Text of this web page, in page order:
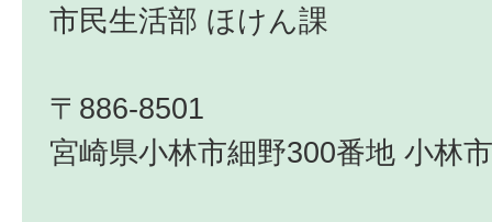
市民生活部 ほけん課
〒886-8501
宮崎県小林市細野300番地 小林